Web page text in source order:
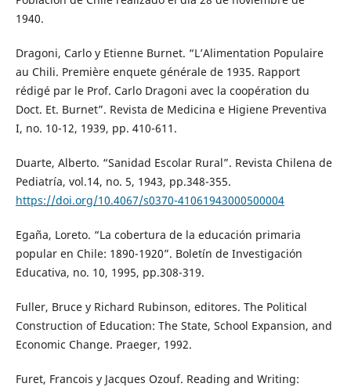
1940.
Dragoni, Carlo y Etienne Burnet. “L’Alimentation Populaire
au Chili. Première enquete générale de 1935. Rapport
rédigé par le Prof. Carlo Dragoni avec la coopération du
Doct. Et. Burnet”. Revista de Medicina e Higiene Preventiva
I, no. 10-12, 1939, pp. 410-611.
Duarte, Alberto. “Sanidad Escolar Rural”. Revista Chilena de
Pediatría, vol.14, no. 5, 1943, pp.348-355.
https://doi.org/10.4067/s0370-41061943000500004
Egaña, Loreto. “La cobertura de la educación primaria
popular en Chile: 1890-1920”. Boletín de Investigación
Educativa, no. 10, 1995, pp.308-319.
Fuller, Bruce y Richard Rubinson, editores. The Political
Construction of Education: The State, School Expansion, and
Economic Change. Praeger, 1992.
Furet, Francois y Jacques Ozouf. Reading and Writing: